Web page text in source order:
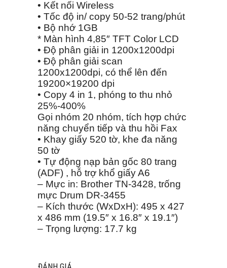
• Kết nối Wireless
• Tốc độ in/ copy 50-52 trang/phút
• Bộ nhớ 1GB
* Màn hình 4,85″ TFT Color LCD
• Độ phân giải in 1200x1200dpi
• Độ phân giải scan
1200x1200dpi, có thể lên đến
19200×19200 dpi
• Copy 4 in 1, phóng to thu nhỏ
25%-400%
Gọi nhóm 20 nhóm, tích hợp chức
năng chuyển tiếp và thu hồi Fax
• Khay giấy 520 tờ, khe đa năng
50 tờ
• Tự động nạp bản gốc 80 trang
(ADF) , hỗ trợ khổ giấy A6
– Mực in: Brother TN-3428, trống
mực Drum DR-3455
– Kích thước (WxDxH): 495 x 427
x 486 mm (19.5″ x 16.8″ x 19.1″)
– Trọng lượng: 17.7 kg